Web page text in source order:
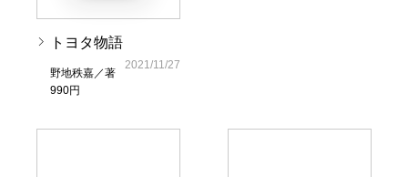
トヨタ物語
野地秩嘉／著
990円
2021/11/27